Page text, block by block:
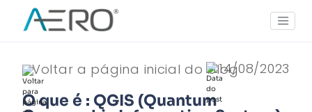
14/08/2023
Voltar a página inicial do blog
O que é : QGIS (Quantum